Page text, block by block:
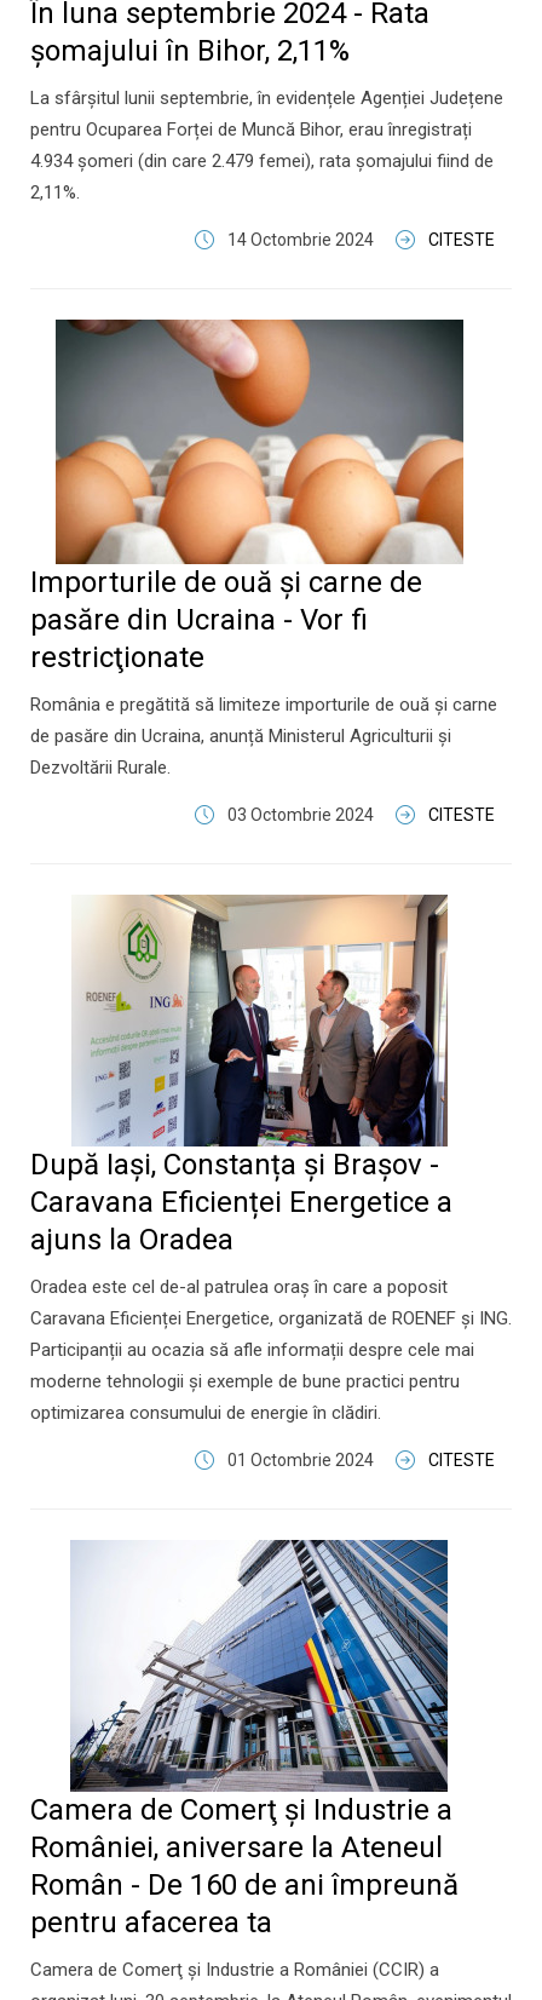
În luna septembrie 2024 - Rata
şomajului în Bihor, 2,11%
La sfârșitul lunii septembrie, în evidențele Agenției Județene
pentru Ocuparea Forței de Muncă Bihor, erau înregistrați
4.934 șomeri (din care 2.479 femei), rata șomajului fiind de
2,11%.
14 Octombrie 2024 CITESTE
Importurile de ouă și carne de
pasăre din Ucraina - Vor fi
restricţionate
România e pregătită să limiteze importurile de ouă și carne
de pasăre din Ucraina, anunță Ministerul Agriculturii și
Dezvoltării Rurale.
03 Octombrie 2024 CITESTE
După Iași, Constanța și Brașov -
Caravana Eficienței Energetice a
ajuns la Oradea
Oradea este cel de-al patrulea oraș în care a poposit
Caravana Eficienței Energetice, organizată de ROENEF și ING.
Participanții au ocazia să afle informații despre cele mai
moderne tehnologii și exemple de bune practici pentru
optimizarea consumului de energie în clădiri.
01 Octombrie 2024 CITESTE
Camera de Comerţ şi Industrie a
României, aniversare la Ateneul
Român - De 160 de ani împreună
pentru afacerea ta
Camera de Comerţ şi Industrie a României (CCIR) a